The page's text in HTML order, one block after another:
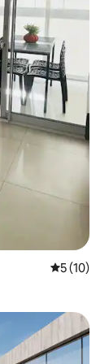
5 de uma
5 (10)